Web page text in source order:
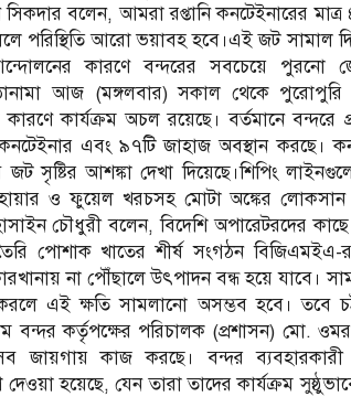
বলেন, আমরা রপ্তানি কনটেইনারের
পরিস্থিতি আরো ভয়াবহ হবে।এই জট সামাল
কারণে বন্দরের সবচেয়ে পুরনো
আজ (মঙ্গলবার) সকাল থেকে পুরোপুরি
কারণে কার্যক্রম অচল রয়েছে। বর্তমানে
এবং ৯৭টি জাহাজ অবস্থান করছে।
জট সৃষ্টির আশঙ্কা দেখা দিয়েছে।​শিপিং
হায়ার ও ফুয়েল খরচসহ মোটা অঙ্কের
চৌধুরী বলেন, বিদেশি অপারেটরদের কাছে
পোশাক খাতের শীর্ষ সংগঠন
না পৌঁছালে উৎপাদন বন্ধ হয়ে যাবে।
এই ক্ষতি সামলানো অসম্ভব হবে। তবে
বন্দর কর্তৃপক্ষের পরিচালক (প্রশাসন)
কাজ করছে। বন্দর ব্যবহারকারী
দেওয়া হয়েছে, যেন তারা তাদের কার্যক্রম